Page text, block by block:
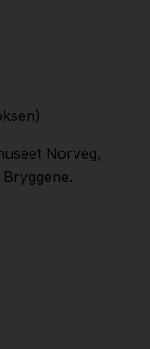
Norveg,